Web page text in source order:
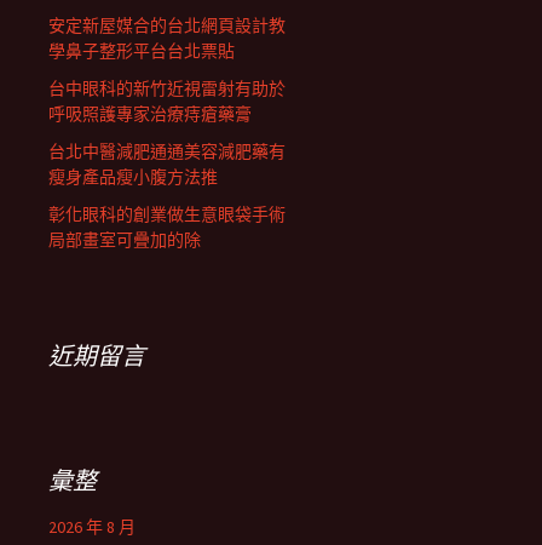
安定新屋媒合的台北網頁設計教
學鼻子整形平台台北票貼
台中眼科的新竹近視雷射有助於
呼吸照護專家治療痔瘡藥膏
台北中醫減肥通通美容減肥藥有
瘦身產品瘦小腹方法推
彰化眼科的創業做生意眼袋手術
局部畫室可疊加的除
近期留言
彙整
2026 年 8 月